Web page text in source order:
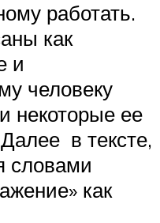
работать.
как
и
человеку
некоторые ее
в тексте,
словами
как